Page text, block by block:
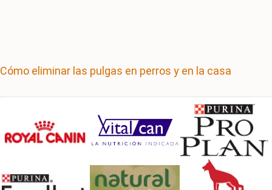
Cómo eliminar las pulgas en perros y en la casa